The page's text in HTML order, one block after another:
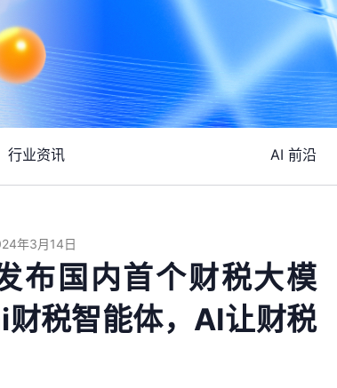
行业资讯 AI 前沿
年3月14日
布国内首个财税大模
财税智能体，AI让财税